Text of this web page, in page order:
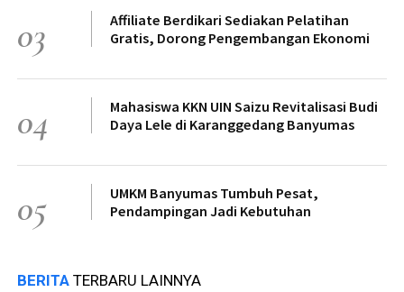
03
Affiliate Berdikari Sediakan Pelatihan
Gratis, Dorong Pengembangan Ekonomi
04
Mahasiswa KKN UIN Saizu Revitalisasi Budi
Daya Lele di Karanggedang Banyumas
05
UMKM Banyumas Tumbuh Pesat,
Pendampingan Jadi Kebutuhan
BERITA TERBARU LAINNYA